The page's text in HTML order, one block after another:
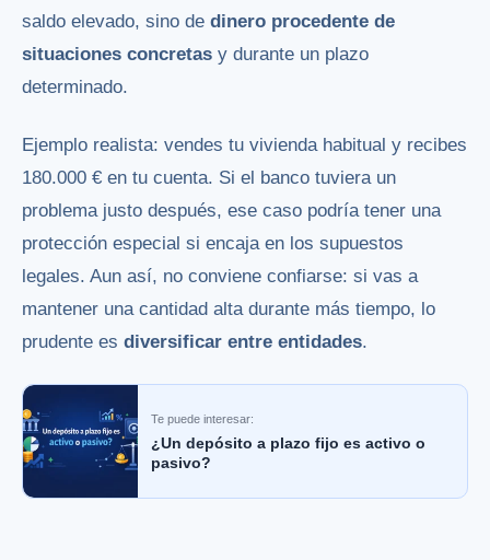
saldo elevado, sino de dinero procedente de
situaciones concretas y durante un plazo
determinado.
Ejemplo realista: vendes tu vivienda habitual y recibes
180.000 € en tu cuenta. Si el banco tuviera un
problema justo después, ese caso podría tener una
protección especial si encaja en los supuestos
legales. Aun así, no conviene confiarse: si vas a
mantener una cantidad alta durante más tiempo, lo
prudente es diversificar entre entidades.
Te puede interesar:
¿Un depósito a plazo fijo es activo o
pasivo?